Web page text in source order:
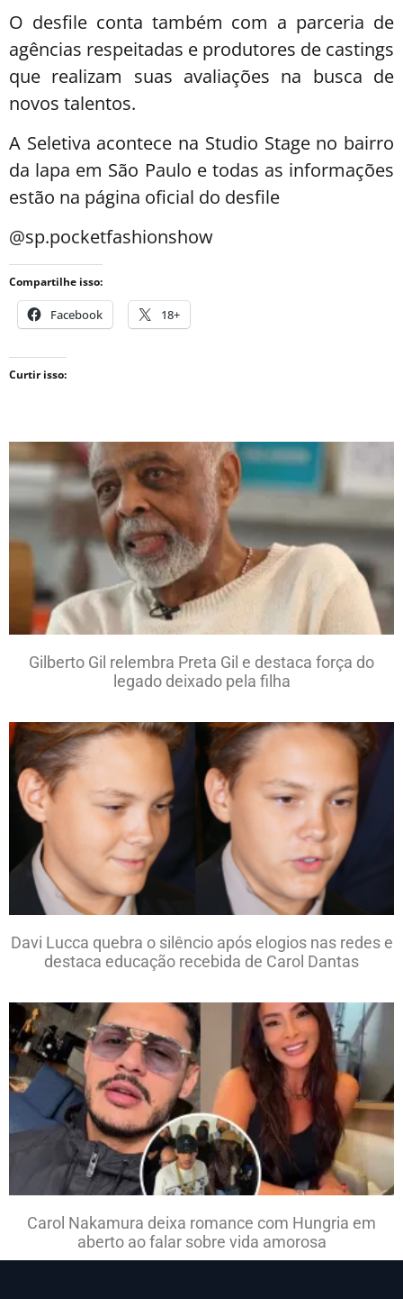
O desfile conta também com a parceria de
agências respeitadas e produtores de castings
que realizam suas avaliações na busca de
novos talentos.
A Seletiva acontece na Studio Stage no bairro
da lapa em São Paulo e todas as informações
estão na página oficial do desfile
@sp.pocketfashionshow
Compartilhe isso:
Facebook 18+
Curtir isso:
Gilberto Gil relembra Preta Gil e destaca força do
legado deixado pela filha
Davi Lucca quebra o silêncio após elogios nas redes e
destaca educação recebida de Carol Dantas
Carol Nakamura deixa romance com Hungria em
aberto ao falar sobre vida amorosa